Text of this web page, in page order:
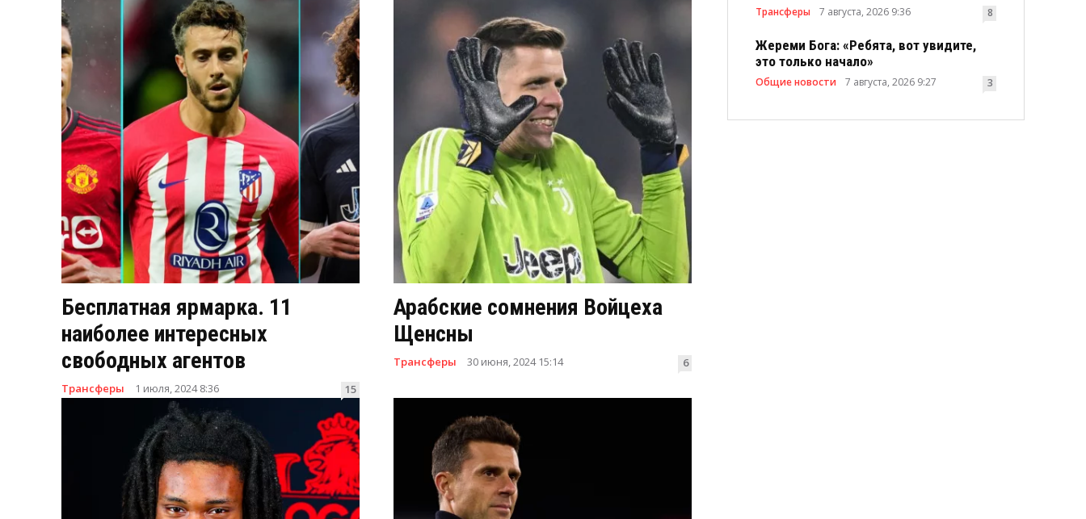
Бесплатная ярмарка. 11
наиболее интересных
свободных агентов
Трансферы 1 июля, 2024 8:36 15
Арабские сомнения Войцеха
Щенсны
Трансферы 30 июня, 2024 15:14 6
Трансферы 7 августа, 2026 9:36 8
Жереми Бога: «Ребята, вот увидите,
это только начало»
Общие новости 7 августа, 2026 9:27 3